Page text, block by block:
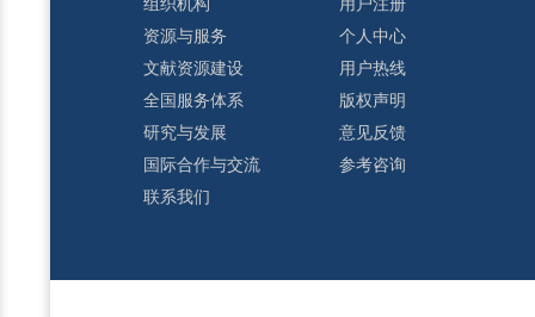
组织机构
资源与服务
文献资源建设
全国服务体系
研究与发展
国际合作与交流
联系我们
用户注册
个人中心
用户热线
版权声明
意见反馈
参考咨询